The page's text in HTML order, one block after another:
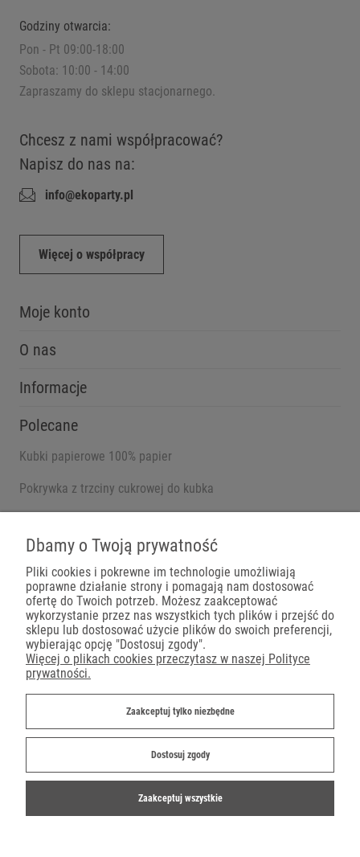
Godziny otwarcia:
Pon - Pt 09:00-18:00
Sobota: 10:00 - 14:00
Zapraszamy do sklepu stacjonarnego.
Chcesz z nami współpracować?
Napisz do nas na:
info@ekoparty.pl
Więcej o współpracy
Moje konto
O nas
Informacje
Polecane
Kubki papierowe 100% papier
Pokrywka z trzciny cukrowej do kubka
Płatności
Dostawa
Dbamy o Twoją prywatność
Pliki cookies i pokrewne im technologie umożliwiają
poprawne działanie strony i pomagają nam dostosować
ofertę do Twoich potrzeb. Możesz zaakceptować
wykorzystanie przez nas wszystkich tych plików i przejść do
sklepu lub dostosować użycie plików do swoich preferencji,
wybierając opcję "Dostosuj zgody".
Więcej o plikach cookies przeczytasz w naszej Polityce
prywatności.
Zaakceptuj tylko niezbędne
Dostosuj zgody
Zaakceptuj wszystkie